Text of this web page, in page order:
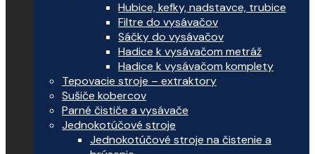
Hubice, kefky, nadstavce, trubice
Filtre do vysávačov
Sáčky do vysávačov
Hadice k vysávačom metráž
Hadice k vysávačom komplety
Tepovacie stroje – extraktory
Sušiče kobercov
Parné čističe a vysávače
Jednokotúčové stroje
Jednokotúčové stroje na čistenie a